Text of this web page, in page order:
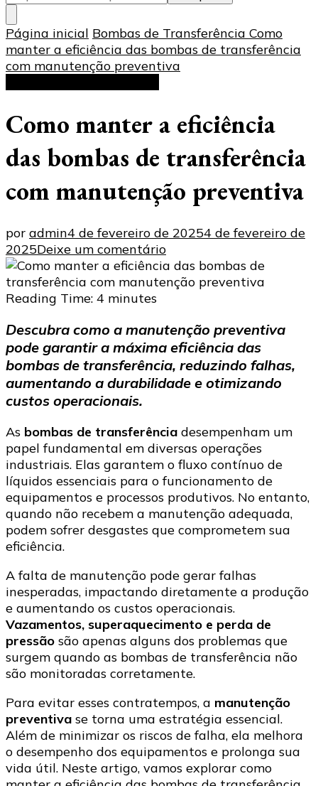
Página inicial Bombas de Transferência Como
manter a eficiência das bombas de transferência
com manutenção preventiva
Como manter a eficiência
das bombas de transferência
com manutenção preventiva
por admin4 de fevereiro de 20254 de fevereiro de
2025Deixe um comentárioem
Como
manter
das
bombas
de
transferência
preventiva
Reading Time: 4 minutes
Descubra como a manutenção preventiva
pode garantir a máxima eficiência das
bombas de transferência, reduzindo falhas,
aumentando a durabilidade e otimizando
custos operacionais.
As bombas de transferência desempenham um
papel fundamental em diversas operações
industriais. Elas garantem o fluxo contínuo de
líquidos essenciais para o funcionamento de
equipamentos e processos produtivos. No entanto,
quando não recebem a manutenção adequada,
podem sofrer desgastes que comprometem sua
eficiência.
A falta de manutenção pode gerar falhas
inesperadas, impactando diretamente a produção
e aumentando os custos operacionais.
Vazamentos, superaquecimento e perda de
pressão são apenas alguns dos problemas que
surgem quando as bombas de transferência não
são monitoradas corretamente.
Para evitar esses contratempos, a manutenção
preventiva se torna uma estratégia essencial.
Além de minimizar os riscos de falha, ela melhora
o desempenho dos equipamentos e prolonga sua
vida útil. Neste artigo, vamos explorar como